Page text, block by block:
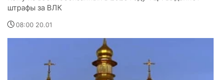
штрафы за ВЛК
08:00 20.01